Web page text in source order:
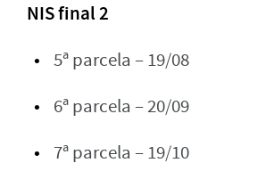
NIS final 2
5ª parcela – 19/08
6ª parcela – 20/09
7ª parcela – 19/10